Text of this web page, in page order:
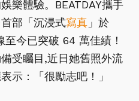
樂體驗。BEATDAY攜手
部「沉浸式寫真 」於
至今已突破 64 萬佳績！
受矚目,近日她舊照外流
示：「很勵志吧！」